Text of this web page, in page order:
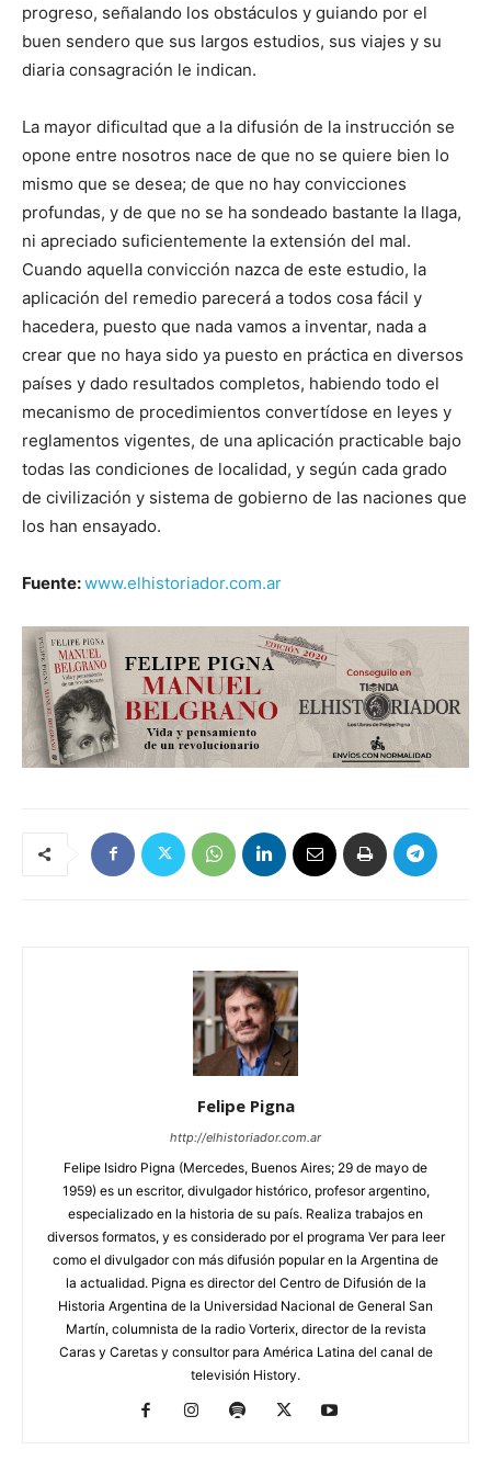
progreso, señalando los obstáculos y guiando por el
buen sendero que sus largos estudios, sus viajes y su
diaria consagración le indican.
La mayor dificultad que a la difusión de la instrucción se
opone entre nosotros nace de que no se quiere bien lo
mismo que se desea; de que no hay convicciones
profundas, y de que no se ha sondeado bastante la llaga,
ni apreciado suficientemente la extensión del mal.
Cuando aquella convicción nazca de este estudio, la
aplicación del remedio parecerá a todos cosa fácil y
hacedera, puesto que nada vamos a inventar, nada a
crear que no haya sido ya puesto en práctica en diversos
países y dado resultados completos, habiendo todo el
mecanismo de procedimientos convertídose en leyes y
reglamentos vigentes, de una aplicación practicable bajo
todas las condiciones de localidad, y según cada grado
de civilización y sistema de gobierno de las naciones que
los han ensayado.
Fuente:www.elhistoriador.com.ar
Felipe Pigna
http://elhistoriador.com.ar
Felipe Isidro Pigna (Mercedes, Buenos Aires; 29 de mayo de
1959) es un escritor, divulgador histórico, profesor argentino,
especializado en la historia de su país. Realiza trabajos en
diversos formatos, y es considerado por el programa Ver para leer
como el divulgador con más difusión popular en la Argentina de
la actualidad. Pigna es director del Centro de Difusión de la
Historia Argentina de la Universidad Nacional de General San
Martín, columnista de la radio Vorterix, director de la revista
Caras y Caretas y consultor para América Latina del canal de
televisión History.